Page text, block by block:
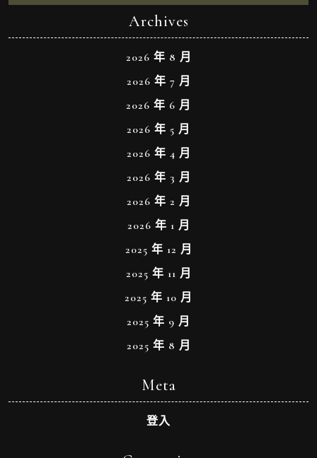
Archives
2026 年 8 月
2026 年 7 月
2026 年 6 月
2026 年 5 月
2026 年 4 月
2026 年 3 月
2026 年 2 月
2026 年 1 月
2025 年 12 月
2025 年 11 月
2025 年 10 月
2025 年 9 月
2025 年 8 月
Meta
登入